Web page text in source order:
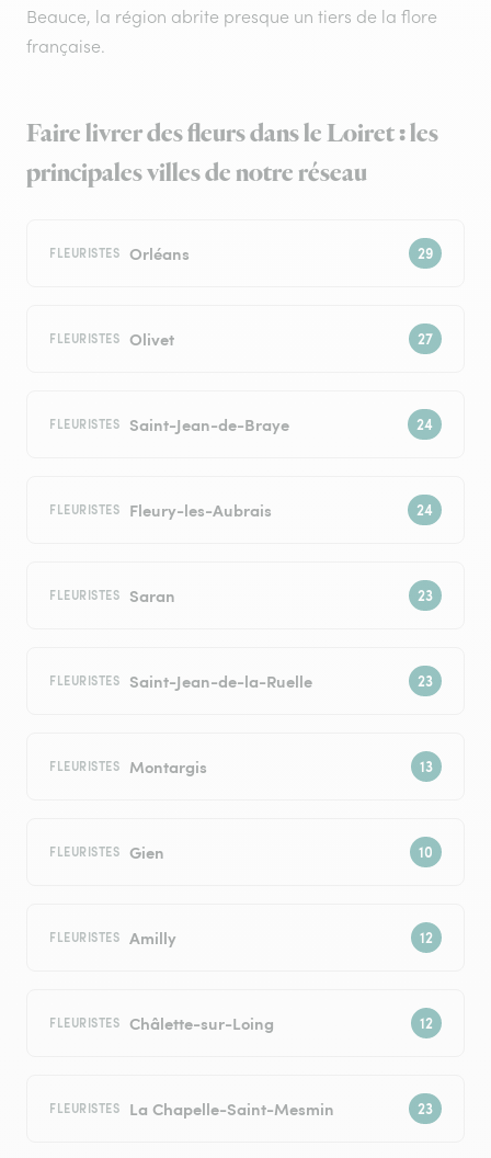
Beauce, la région abrite presque un tiers de la flore
française.
Faire livrer des fleurs dans le Loiret : les
principales villes de notre réseau
FLEURISTES Orléans
FLEURISTES Olivet
FLEURISTES Saint-Jean-de-Braye
FLEURISTES Fleury-les-Aubrais
FLEURISTES Saran
FLEURISTES Saint-Jean-de-la-Ruelle
FLEURISTES Montargis
FLEURISTES Gien
FLEURISTES Amilly
FLEURISTES Châlette-sur-Loing
FLEURISTES La Chapelle-Saint-Mesmin